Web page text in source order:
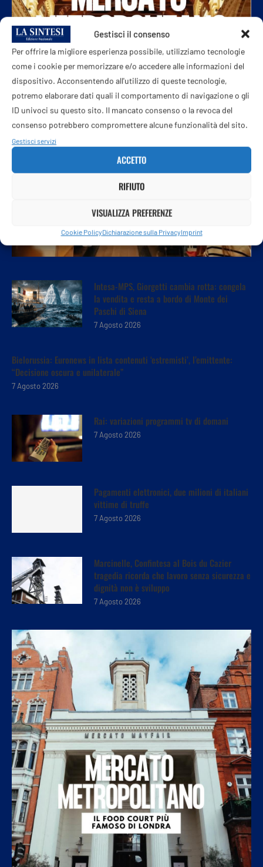
Gestisci il consenso
Per offrire la migliore esperienza possibile, utilizziamo tecnologie
come i cookie per memorizzare e/o accedere alle informazioni del
dispositivo. Acconsentendo all'utilizzo di queste tecnologie,
potremo elaborare dati quali il comportamento di navigazione o gli
ID univoci su questo sito. Il mancato consenso o la revoca del
consenso potrebbero compromettere alcune funzionalità del sito.
Gestisci servizi
ACCETTO
RIFIUTO
VISUALIZZA PREFERENZE
Cookie PolicyDichiarazione sulla PrivacyImprint
Intesa-MPS, Giorgetti cambia rotta: congela
la vendita e resta a bordo di Monte dei
Paschi di Siena
7 Agosto 2026
Bielorussia: Euronews in lista contenuti ‘estremisti’, l’emittente:
“Decisione oscura e unilaterale”
7 Agosto 2026
Rai: variazioni programmi tv di domani
7 Agosto 2026
Pagamenti elettronici, due milioni di italiani
vittime di truffe
7 Agosto 2026
Marcinelle, Confintesa al Bois du Cazier
tragedia ricorda che lavoro senza sicurezza e
dignità non è sviluppo
7 Agosto 2026